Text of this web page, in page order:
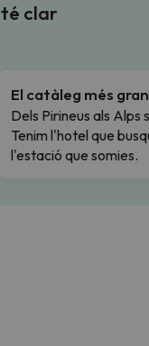
clar
El catàleg més gran
Dels Pirineus als Alps
Tenim l'hotel que
l'estació que somies.